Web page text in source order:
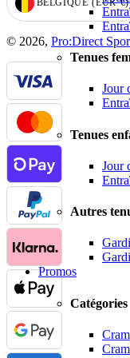
Tenues
Jour
Tenues
Jour
Autres
Promos
Catégories
GEOLOCATION
BELGIQUE (EUR €)
© 2026, Pro:Direct